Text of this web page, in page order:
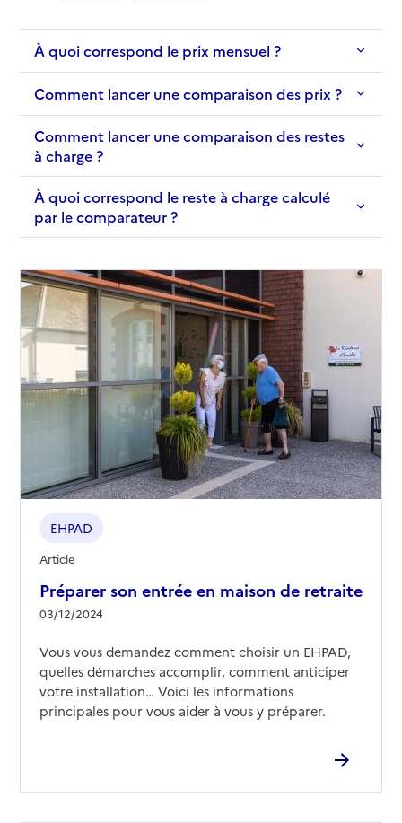
Adresse
58 rue Dutoya
32100-Condom
05 62 28 20 77
Contact
Site internet
Rapport HAS
Source des données : Finess n° 320782915
EHPAD La Ténarèze Condom
Adresse
32 rue Aristide Briand
32100-Condom
05 62 68 44 00
Contact
Voir les prix et prestations
Source des données : Finess n° 320782212
Mis à jour le : 08/09/2024
EHPAD Bel Adour
Adresse
162 chemin des Carrières
05 62 69 72 21
Contact
Rapport HAS
Voir les prix et prestations
Source des données : Finess n° 320782238
Adresse
À quoi correspond le prix mensuel ?
Comment lancer une comparaison des prix ?
Comment lancer une comparaison des restes
à charge ?
À quoi correspond le reste à charge calculé
par le comparateur ?
Préparer son entrée en maison de retraite
03/12/2024
EHPAD
Article
Vous vous demandez comment choisir un EHPAD,
quelles démarches accomplir, comment anticiper
votre installation… Voici les informations
principales pour vous aider à vous y préparer.